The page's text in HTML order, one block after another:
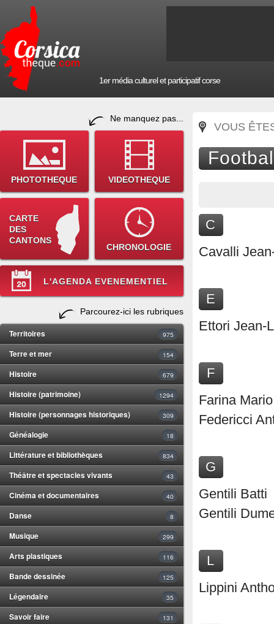
1er média culturel et participatif corse
Ne manquez pas...
PHOTOTHEQUE VIDEOTHEQUE
CARTE
DES
CANTONS
CHRONOLOGIE
L'AGENDA EVENEMENTIEL
Parcourez-ici les rubriques
Territoires 975
Terre et mer 154
Histoire 679
Histoire (patrimoine) 1294
Histoire (personnages historiques) 309
Généalogie 18
Littérature et bibliothèques 834
Théâtre et spectacles vivants 43
Cinéma et documentaires 40
Danse 8
Musique 299
Arts plastiques 116
Bande dessinée 125
Légendaire 35
Savoir faire 131
VOUS
C
Cavalli
E
Ettori Jean-
F
Farina Mario
Federicci
G
Gentili Batti
Gentili
L
Lippini